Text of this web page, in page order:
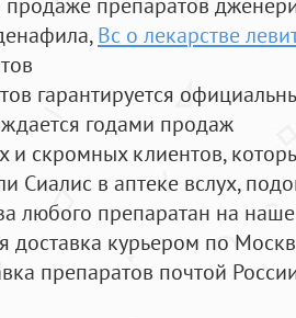
, Вс о лекарстве
гарантируется
годами продаж
и скромных клиентов,
Сиалис в аптеке вслух,
любого препаратан на
доставка курьером по
препаратов почтой